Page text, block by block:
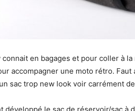
connait en bagages et pour coller à
accompagner une moto rétro.
sac trop new look voir carrément
développé le sac de réservoir/sac à